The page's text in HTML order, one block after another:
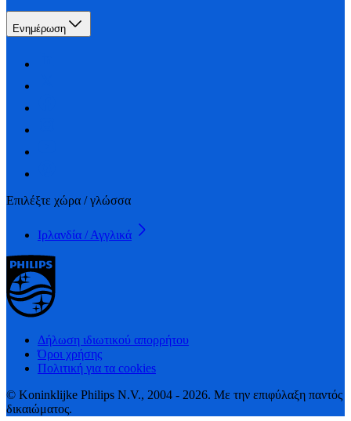
Ενημέρωση
Επιλέξτε χώρα / γλώσσα
Ιρλανδία / Αγγλικά
Δήλωση ιδιωτικού απορρήτου
Όροι χρήσης
Πολιτική για τα cookies
© Koninklijke Philips N.V., 2004 - 2026. Με την επιφύλαξη παντός
δικαιώματος.